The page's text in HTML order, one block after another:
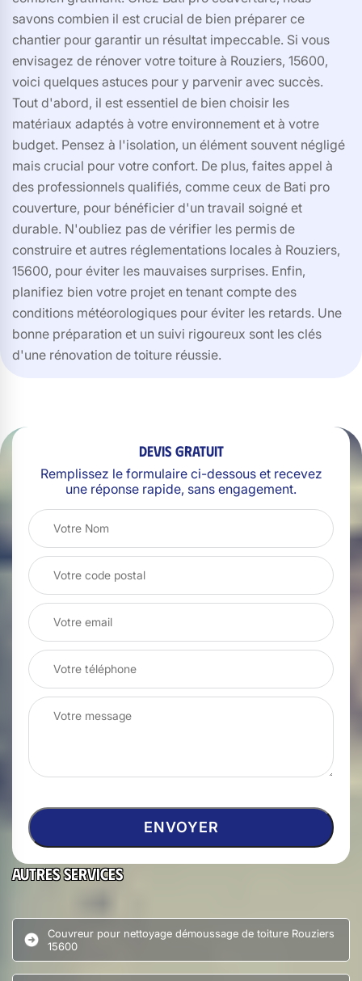
savons combien il est crucial de bien préparer ce
chantier pour garantir un résultat impeccable. Si vous
envisagez de rénover votre toiture à Rouziers, 15600,
voici quelques astuces pour y parvenir avec succès.
Tout d'abord, il est essentiel de bien choisir les
matériaux adaptés à votre environnement et à votre
budget. Pensez à l'isolation, un élément souvent négligé
mais crucial pour votre confort. De plus, faites appel à
des professionnels qualifiés, comme ceux de Bati pro
couverture, pour bénéficier d'un travail soigné et
durable. N'oubliez pas de vérifier les permis de
construire et autres réglementations locales à Rouziers,
15600, pour éviter les mauvaises surprises. Enfin,
planifiez bien votre projet en tenant compte des
conditions météorologiques pour éviter les retards. Une
bonne préparation et un suivi rigoureux sont les clés
d'une rénovation de toiture réussie.
Devis gratuit
Remplissez le formulaire ci-dessous et recevez
une réponse rapide, sans engagement.
Autres services
Couvreur pour nettoyage démoussage de toiture Rouziers
15600